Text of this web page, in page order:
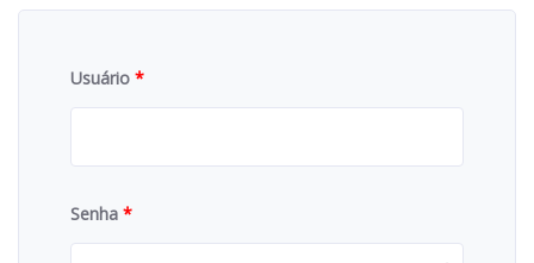
Usuário *
Senha *